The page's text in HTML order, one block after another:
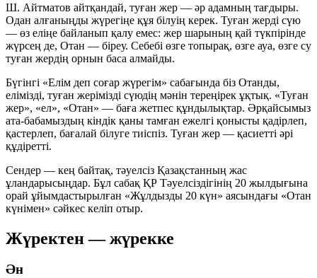
Ш. Айтматов айтқандай, туған жер — әр адамның тағдыры.
Одан алғаныңды жүрегіңе құя білуің керек. Туған жерді сүю
— өз еліңе байланып қалу емес: жер шарының қай түкпірінде
жүрсең де, Отан — біреу. Себебі өзге топырақ, өзге ауа, өзге су
туған жердің орнын баса алмайды.
Бүгінгі «Елім деп соғар жүрегім» сабағында біз Отанды,
елімізді, туған жерімізді сүюдің мәнін тереңірек ұқтық. «Туған
жер», «ел», «Отан» — баға жетпес құндылықтар. Әрқайсымыз
ата-бабамыздың кіндік қаны тамған ежелгі қонысты қадірлеп,
қастерлеп, бағалай білуге тиіспіз. Туған жер — қасиетті әрі
құдіретті.
Сендер — кең байтақ, тәуелсіз Қазақстанның жас
ұландарысыңдар. Бұл сабақ ҚР Тәуелсіздігінің 20 жылдығына
орай ұйымдастырылған «Жұлдызды 20 күн» аясындағы «Отан
күнімен» сәйкес келіп отыр.
Жүректен — жүрекке
Ән